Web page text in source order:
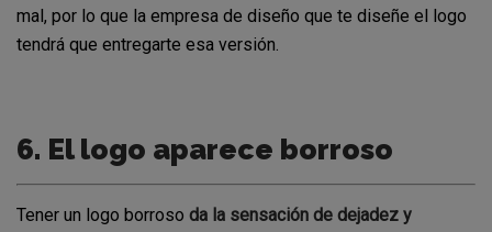
mal, por lo que la empresa de diseño que te diseñe el logo
tendrá que entregarte esa versión.
6. El logo aparece borroso
Tener un logo borroso da la sensación de dejadez y